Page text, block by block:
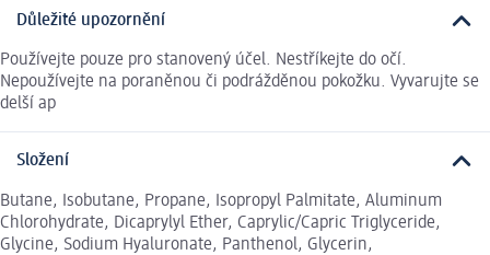
Důležité upozornění
Používejte pouze pro stanovený účel. Nestříkejte do očí.
Nepoužívejte na poraněnou či podrážděnou pokožku. Vyvarujte se
delší ap
Složení
Butane, Isobutane, Propane, Isopropyl Palmitate, Aluminum
Chlorohydrate, Dicaprylyl Ether, Caprylic/Capric Triglyceride,
Glycine, Sodium Hyaluronate, Panthenol, Glycerin,